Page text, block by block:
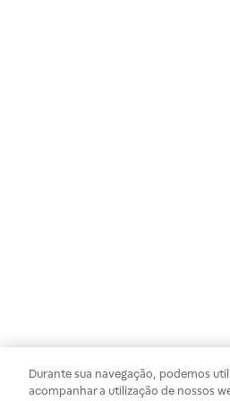
Durante sua navegação, podemos
acompanhar a utilização de nossos